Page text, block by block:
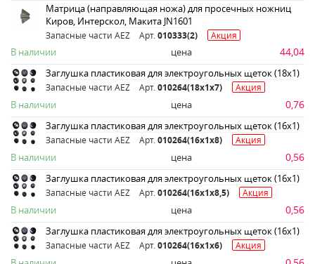
Матрица (направляющая ножа) для просечных ножниц
Киров, Интерскол, Макита JN1601
Запасные части AEZ Арт. 010333(2) Акция
В наличии цена 44,04
Заглушка пластиковая для электроугольных щеток (18х1)
Запасные части AEZ Арт. 010264(18х1х7) Акция
В наличии цена 0,76
Заглушка пластиковая для электроугольных щеток (16х1)
Запасные части AEZ Арт. 010264(16х1х8) Акция
В наличии цена 0,56
Заглушка пластиковая для электроугольных щеток (16х1)
Запасные части AEZ Арт. 010264(16х1х8,5) Акция
В наличии цена 0,56
Заглушка пластиковая для электроугольных щеток (16х1)
Запасные части AEZ Арт. 010264(16х1х6) Акция